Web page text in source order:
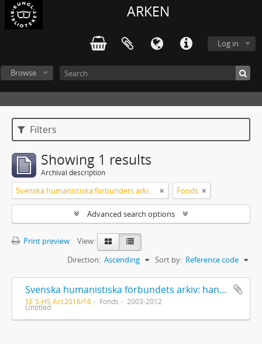
ARKEN
Log in
Browse
Filters
Showing 1 results
Archival description
Svenska humanistiska förbundets arkiv: handlingar 2003-2012 Fonds
Advanced search options
Print preview
View:
Sort by: Reference code
Direction: Ascending
Svenska humanistiska förbundets arkiv: handlingar 2003-2012
SE S-HS Acc2016/16 Fonds 2003-2012
Untitled